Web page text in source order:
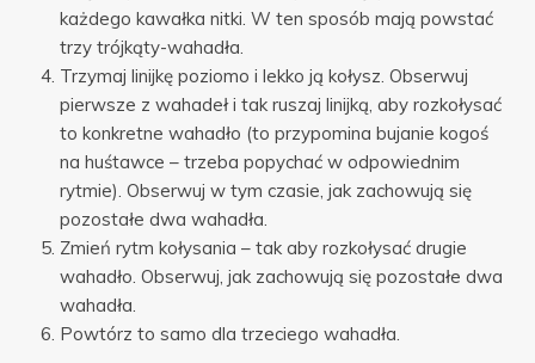
każdego kawałka nitki. W ten sposób mają powstać
trzy trójkąty-wahadła.
Trzymaj linijkę poziomo i lekko ją kołysz. Obserwuj
pierwsze z wahadeł i tak ruszaj linijką, aby rozkołysać
to konkretne wahadło (to przypomina bujanie kogoś
na huśtawce – trzeba popychać w odpowiednim
rytmie). Obserwuj w tym czasie, jak zachowują się
pozostałe dwa wahadła.
Zmień rytm kołysania – tak aby rozkołysać drugie
wahadło. Obserwuj, jak zachowują się pozostałe dwa
wahadła.
Powtórz to samo dla trzeciego wahadła.